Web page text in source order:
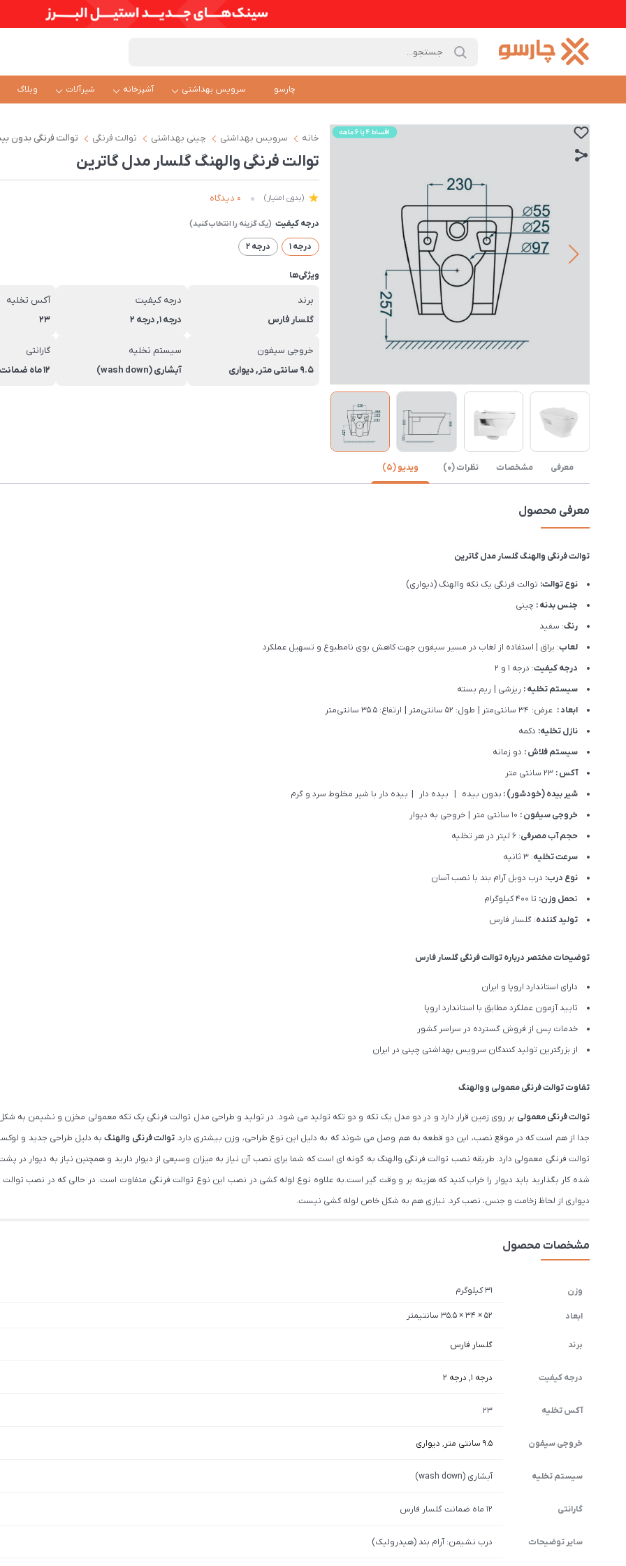
چارسو سرویس بهداشتی آشپزخانه شیرآلات وبلاگ
خانه سرویس بهداشتی چینی بهداشتی توالت فرنگی توالت فرنگی بدون
توالت فرنگی والهنگ گلسار مدل گاترین
(بدون امتیاز) 0 دیدگاه
درجه کیفیت
درجه 1 درجه 2
ویژگی‌ها
برند
گلسار فارس
درجه کیفیت
درجه 1, درجه 2
آکس تخلیه
23
خروجی سیفون
9.5 سانتی متر, دیواری
سیستم تخلیه
آبشاری (wash down)
گارانتی
12 ماه ضمانت گلسار فارس
معرفی مشخصات نظرات (0) ویدیو (5)
معرفی محصول
توالت فرنگی والهنگ گلسار مدل گاترین
نوع توالت: توالت فرنگی یک تکه والهنگ (دیواری)
جنس بدنه : چینی
رنگ: سفید
لعاب: براق | استفاده از لغاب در مسیر سیفون جهت کاهش بوی نامطبوع و تسهیل عملکرد
درجه کیفیت: درجه 1 و 2
سیستم تخلیه : ریزشی | ریم بسته
ابعاد : عرض: 34 سانتی‌متر | طول: 52 سانتی‌متر | ارتفاع: 35.5 سانتی‌متر
نازل تخلیه: دکمه
سیستم فلاش : دو زمانه
آکس :
شیر بیده (خودشور) : بدون بیده | بیده دار | بیده دار با شیر مخلوط سرد و گرم
خروجی سیفون :
حجم آب مصرفی: 6 لیتر در هر تخلیه
سرعت تخلیه: 3 ثانیه
نوع درب: درب دوبل آرام بند با نصب آسان
تحمل وزن: تا 400 کیلوگرام
تولید کننده: گلسار فارس
توضیحات مختصر درباره توالت فرنگی گلسار فارس
دارای استاندارد اروپا و ایران
تایید آزمون عملکرد مطابق با استاندارد اروپا
خدمات پس از فروش گسترده در سراسر کشور
از بزرگترین تولید کنندگان سرویس بهداشتی چینی در ایران
تفاوت توالت فرنگیمعمولی ووالهنگ
توالت فرنگی معمولی بر روی زمین قرار دارد و در دو مدل یک تکه و دو تکه تولید می شود. در تولید و طراحی مدل توالت فرنگی یک تکه معمولی مخزن و نشیمن به
جدا از هم است که در موقع نصب، این دو قطعه به هم وصل می شوند که به دلیل این نوع طراحی، وزن بیشتری دارد.توالت فرنگی والهنگبه دلیل طراحی جدید و
توالت فرنگی معمولی دارد. طریقه نصب توالت فرنگی والهنگ به گونه ای است که شما برای نصب آن نیاز به میزان وسیعی از دیوار دارید و همچنین نیاز به دیوار در
شده کار بگذارید باید دیوار را خراب کنید که هزینه بر و وقت گیر است.به علاوه نوع لوله کشی در نصب این نوع توالت فرنگی متفاوت است. در حالی که در نصب
دیواری از لحاظ زخامت و جنس، نصب کرد. نیازی هم به شکل خاص لوله کشی نیست.
مشخصات محصول
وزن 31 کیلوگرم
ابعاد 52 × 34 × 35.5 سانتیمتر
برند گلسار فارس
درجه کیفیت درجه 1 , درجه 2
آکس تخلیه 23
خروجی سیفون 9.5 سانتی متر , دیواری
سیستم تخلیه آبشاری (wash down)
گارانتی 12 ماه ضمانت گلسار فارس
سایر توضیحات درب نشیمن: آرام بند (هیدرولیک)